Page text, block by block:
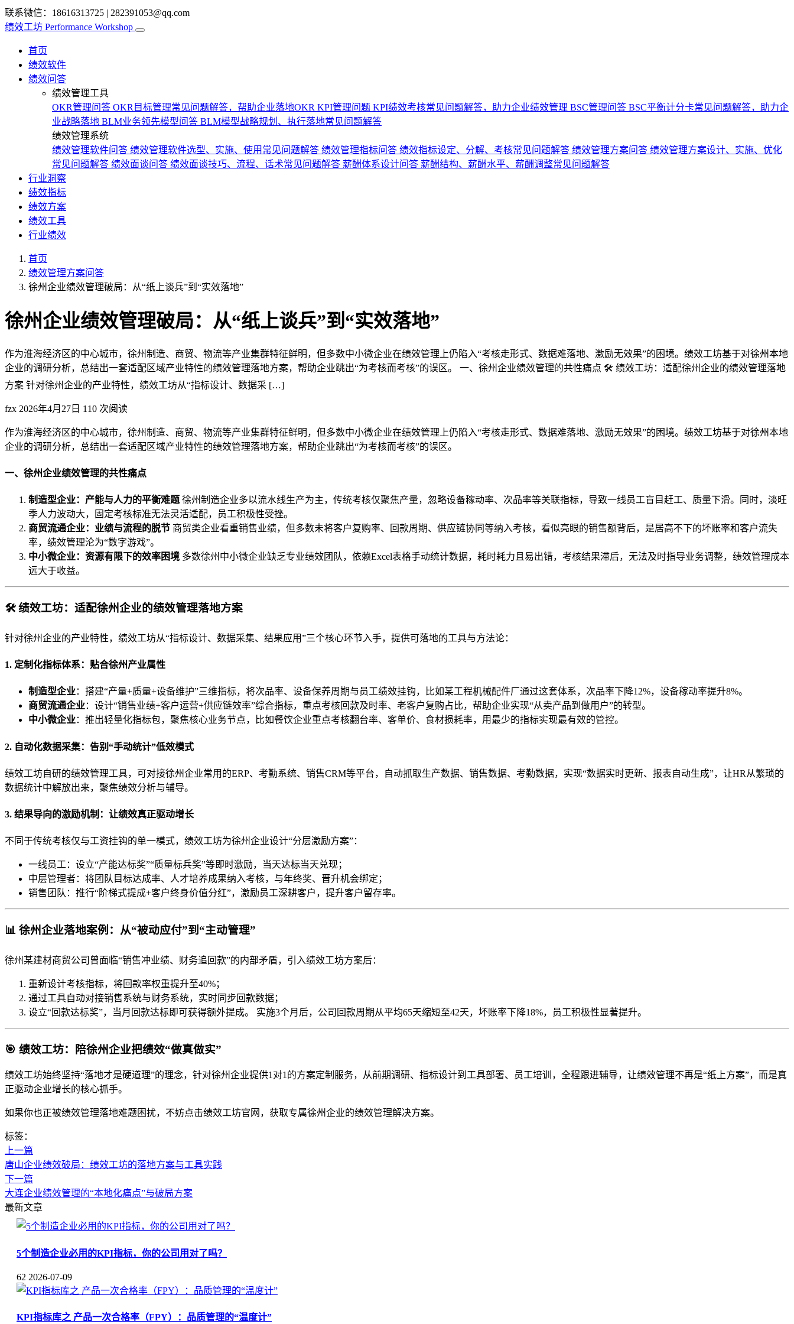
联系微信：18616313725 | 282391053@qq.com
绩效工坊 Performance Workshop
首页
绩效软件
绩效问答
绩效管理工具
OKR管理问答 OKR目标管理常见问题解答，帮助企业落地OKR KPI管理问题 KPI绩效考核常见问题解答，助力企业绩效管理 BSC管理问答 BSC平衡计分卡常见问题解答，助力企
业战略落地 BLM业务领先模型问答 BLM模型战略规划、执行落地常见问题解答
绩效管理系统
绩效管理软件问答 绩效管理软件选型、实施、使用常见问题解答 绩效管理指标问答 绩效指标设定、分解、考核常见问题解答 绩效管理方案问答 绩效管理方案设计、实施、优化
常见问题解答 绩效面谈问答 绩效面谈技巧、流程、话术常见问题解答 薪酬体系设计问答 薪酬结构、薪酬水平、薪酬调整常见问题解答
行业洞察
绩效指标
绩效方案
绩效工具
行业绩效
首页
绩效管理方案问答
徐州企业绩效管理破局：从“纸上谈兵”到“实效落地”
徐州企业绩效管理破局：从“纸上谈兵”到“实效落地”
作为淮海经济区的中心城市，徐州制造、商贸、物流等产业集群特征鲜明，但多数中小微企业在绩效管理上仍陷入“考核走形式、数据难落地、激励无效果”的困境。绩效工坊基于对徐州本地
企业的调研分析，总结出一套适配区域产业特性的绩效管理落地方案，帮助企业跳出“为考核而考核”的误区。 一、徐州企业绩效管理的共性痛点 🛠️ 绩效工坊：适配徐州企业的绩效管理落地
方案 针对徐州企业的产业特性，绩效工坊从“指标设计、数据采 […]
fzx 2026年4月27日 110 次阅读
作为淮海经济区的中心城市，徐州制造、商贸、物流等产业集群特征鲜明，但多数中小微企业在绩效管理上仍陷入“考核走形式、数据难落地、激励无效果”的困境。绩效工坊基于对徐州本地
企业的调研分析，总结出一套适配区域产业特性的绩效管理落地方案，帮助企业跳出“为考核而考核”的误区。
一、徐州企业绩效管理的共性痛点
制造型企业：产能与人力的平衡难题徐州制造企业多以流水线生产为主，传统考核仅聚焦产量，忽略设备稼动率、次品率等关联指标，导致一线员工盲目赶工、质量下滑。同时，淡旺
季人力波动大，固定考核标准无法灵活适配，员工积极性受挫。
商贸流通企业：业绩与流程的脱节 商贸类企业看重销售业绩，但多数未将客户复购率、回款周期、供应链协同等纳入考核，看似亮眼的销售额背后，是居高不下的坏账率和客户流失
率，绩效管理沦为“数字游戏”。
中小微企业：资源有限下的效率困境 多数徐州中小微企业缺乏专业绩效团队，依赖Excel表格手动统计数据，耗时耗力且易出错，考核结果滞后，无法及时指导业务调整，绩效管理成本
远大于收益。
🛠️ 绩效工坊：适配徐州企业的绩效管理落地方案
针对徐州企业的产业特性，绩效工坊从“指标设计、数据采集、结果应用”三个核心环节入手，提供可落地的工具与方法论：
1. 定制化指标体系：贴合徐州产业属性
制造型企业：搭建“产量+质量+设备维护”三维指标，将次品率、设备保养周期与员工绩效挂钩，比如某工程机械配件厂通过这套体系，次品率下降12%，设备稼动率提升8%。
商贸流通企业：设计“销售业绩+客户运营+供应链效率”综合指标，重点考核回款及时率、老客户复购占比，帮助企业实现“从卖产品到做用户”的转型。
中小微企业：推出轻量化指标包，聚焦核心业务节点，比如餐饮企业重点考核翻台率、客单价、食材损耗率，用最少的指标实现最有效的管控。
2. 自动化数据采集：告别“手动统计”低效模式
绩效工坊自研的绩效管理工具，可对接徐州企业常用的ERP、考勤系统、销售CRM等平台，自动抓取生产数据、销售数据、考勤数据，实现“数据实时更新、报表自动生成”，让HR从繁琐的
数据统计中解放出来，聚焦绩效分析与辅导。
3. 结果导向的激励机制：让绩效真正驱动增长
不同于传统考核仅与工资挂钩的单一模式，绩效工坊为徐州企业设计“分层激励方案”：
一线员工：设立“产能达标奖”“质量标兵奖”等即时激励，当天达标当天兑现；
中层管理者：将团队目标达成率、人才培养成果纳入考核，与年终奖、晋升机会绑定；
销售团队：推行“阶梯式提成+客户终身价值分红”，激励员工深耕客户，提升客户留存率。
📊 徐州企业落地案例：从“被动应付”到“主动管理”
徐州某建材商贸公司曾面临“销售冲业绩、财务追回款”的内部矛盾，引入绩效工坊方案后：
重新设计考核指标，将回款率权重提升至40%；
通过工具自动对接销售系统与财务系统，实时同步回款数据；
设立“回款达标奖”，当月回款达标即可获得额外提成。 实施3个月后，公司回款周期从平均65天缩短至42天，坏账率下降18%，员工积极性显著提升。
🎯 绩效工坊：陪徐州企业把绩效“做真做实”
绩效工坊始终坚持“落地才是硬道理”的理念，针对徐州企业提供1对1的方案定制服务，从前期调研、指标设计到工具部署、员工培训，全程跟进辅导，让绩效管理不再是“纸上方案”，而是真
正驱动企业增长的核心抓手。
如果你也正被绩效管理落地难题困扰，不妨点击绩效工坊官网，获取专属徐州企业的绩效管理解决方案。
标签：
上一篇
唐山企业绩效破局：绩效工坊的落地方案与工具实践
下一篇
大连企业绩效管理的“本地化痛点”与破局方案
最新文章
5个制造企业必用的KPI指标，你的公司用对了吗？
62 2026-07-09
KPI指标库之 产品一次合格率（FPY）：品质管理的“温度计”